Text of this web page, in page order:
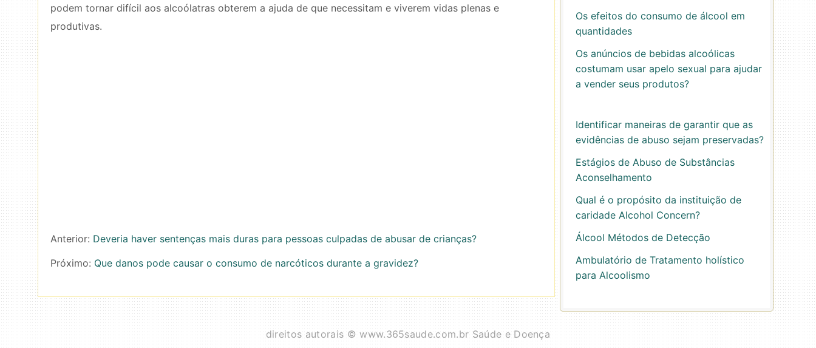
podem tornar difícil aos alcoólatras obterem a ajuda de que necessitam e viverem vidas plenas e
produtivas.
Anterior: Deveria haver sentenças mais duras para pessoas culpadas de abusar de crianças?
Próximo: Que danos pode causar o consumo de narcóticos durante a gravidez?
Os efeitos do consumo de álcool em
quantidades
Os anúncios de bebidas alcoólicas
costumam usar apelo sexual para ajudar
a vender seus produtos?
Identificar maneiras de garantir que as
evidências de abuso sejam preservadas?
Estágios de Abuso de Substâncias
Aconselhamento
Qual é o propósito da instituição de
caridade Alcohol Concern?
Álcool Métodos de Detecção
Ambulatório de Tratamento holístico
para Alcoolismo
direitos autorais © www.365saude.com.br Saúde e Doença